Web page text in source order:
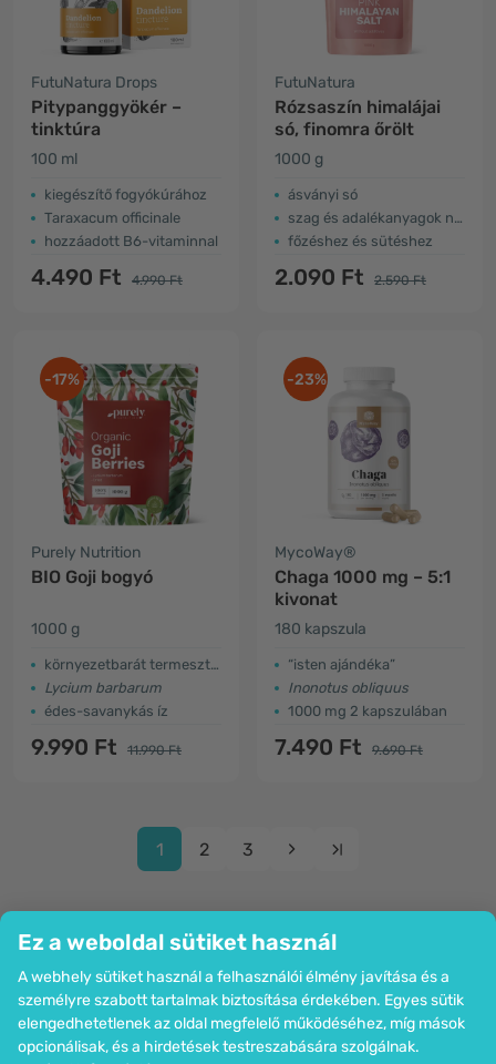
Ez a weboldal sütiket használ
A webhely sütiket használ a felhasználói élmény javítása és a
személyre szabott tartalmak biztosítása érdekében. Egyes sütik
elengedhetetlenek az oldal megfelelő működéséhez, míg mások
opcionálisak, és a hirdetések testreszabására szolgálnak.
FutuNatura Drops
Pitypanggyökér –
tinktúra
100 ml
kiegészítő fogyókúrához
Taraxacum officinale
hozzáadott B6-vitaminnal
4.490 Ft 4.990 Ft
FutuNatura
Rózsaszín himalájai
só, finomra őrölt
1000 g
ásványi só
szag és adalékanyagok nélkül
főzéshez és sütéshez
2.090 Ft 2.590 Ft
-17%
Purely Nutrition
BIO Goji bogyó
1000 g
környezetbarát termesztés
Lycium barbarum
édes-savanykás íz
9.990 Ft 11.990 Ft
-23%
MycoWay®
Chaga 1000 mg – 5:1
kivonat
180 kapszula
“isten ajándéka”
Inonotus obliquus
1000 mg 2 kapszulában
7.490 Ft 9.690 Ft
1 2 3
Cég
Információk
Csatlakozzon hozzánk